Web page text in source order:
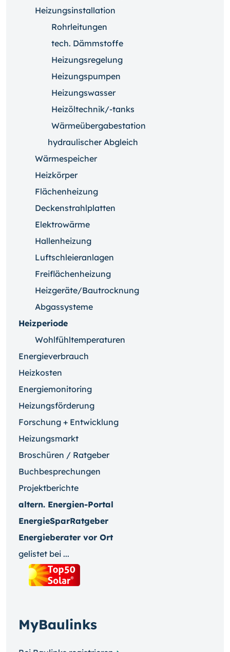
Heizungsinstallation
Rohrleitungen
tech. Dämmstoffe
Heizungsregelung
Heizungspumpen
Heizungswasser
Heizöltechnik/-tanks
Wärmeübergabestation
hydraulischer Abgleich
Wärmespeicher
Heizkörper
Flächenheizung
Deckenstrahlplatten
Elektrowärme
Hallenheizung
Luftschleieranlagen
Freiflächenheizung
Heizgeräte/Bautrocknung
Abgassysteme
Heizperiode
Wohlfühltemperaturen
Energieverbrauch
Heizkosten
Energiemonitoring
Heizungsförderung
Forschung + Entwicklung
Heizungsmarkt
Broschüren / Ratgeber
Buchbesprechungen
Projektberichte
altern. Energien-Portal
EnergieSparRatgeber
Energieberater vor Ort
gelistet bei ...
MyBaulinks